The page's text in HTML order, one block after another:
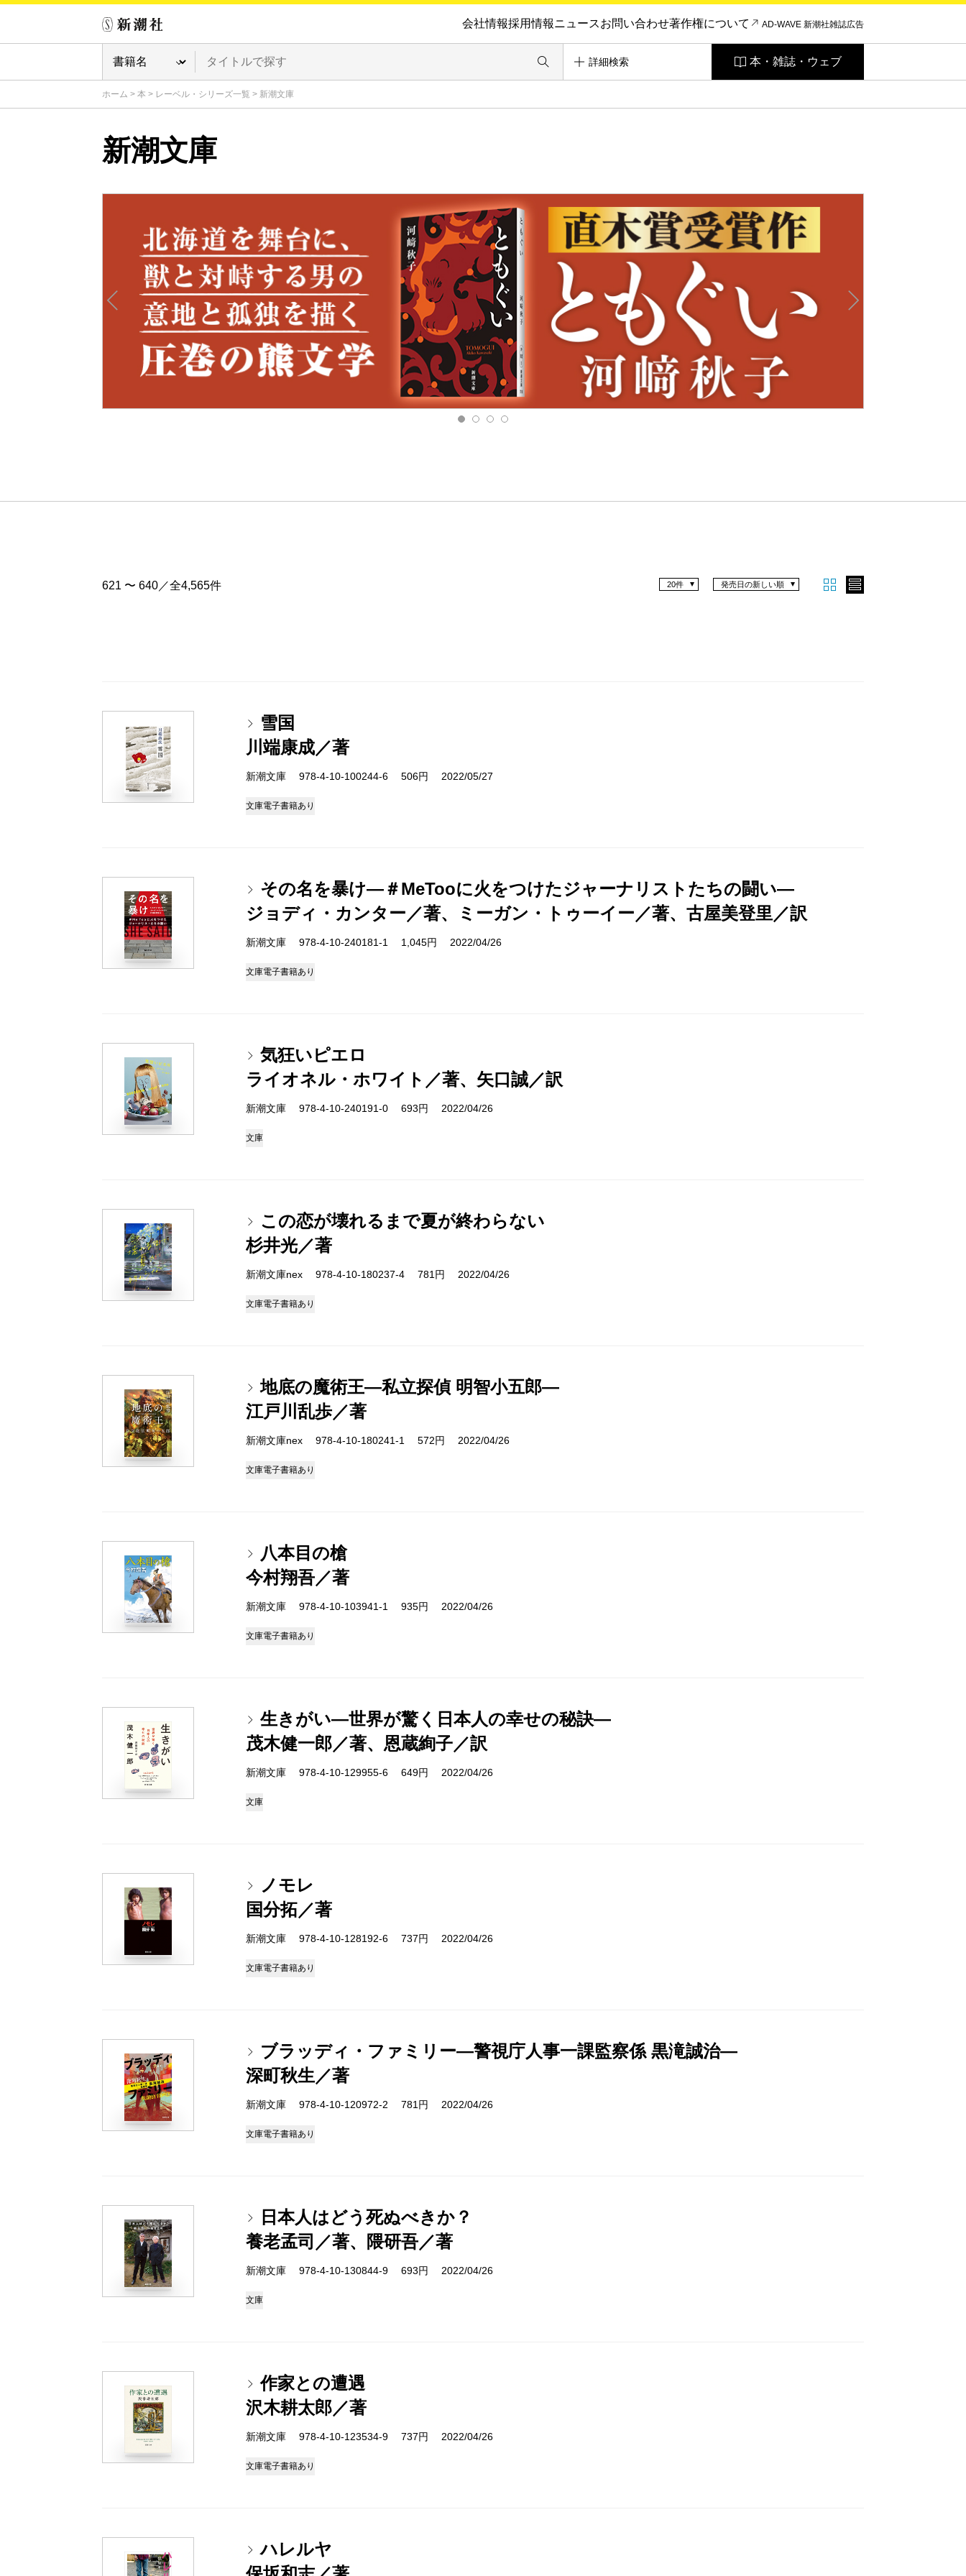
会社情報採用情報ニュースお問い合わせ著作権について AD-WAVE 新潮社雑誌広告
詳細検索 本・雑誌・ウェブ
ホーム > 本 > レーベル・シリーズ一覧 > 新潮文庫
新潮文庫
621 〜 640／全4,565件 発売日の新しい順
20件
雪国
川端康成／著
新潮文庫 978-4-10-100244-6 506円 2022/05/27
文庫電子書籍あり
その名を暴け―＃MeTooに火をつけたジャーナリストたちの闘い―
ジョディ・カンター／著、ミーガン・トゥーイー／著、古屋美登里／訳
新潮文庫 978-4-10-240181-1 1,045円 2022/04/26
文庫電子書籍あり
気狂いピエロ
ライオネル・ホワイト／著、矢口誠／訳
新潮文庫 978-4-10-240191-0 693円 2022/04/26
文庫
この恋が壊れるまで夏が終わらない
杉井光／著
新潮文庫nex 978-4-10-180237-4 781円 2022/04/26
文庫電子書籍あり
地底の魔術王―私立探偵 明智小五郎―
江戸川乱歩／著
新潮文庫nex 978-4-10-180241-1 572円 2022/04/26
文庫電子書籍あり
八本目の槍
今村翔吾／著
新潮文庫 978-4-10-103941-1 935円 2022/04/26
文庫電子書籍あり
生きがい―世界が驚く日本人の幸せの秘訣―
茂木健一郎／著、恩蔵絢子／訳
新潮文庫 978-4-10-129955-6 649円 2022/04/26
文庫
ノモレ
国分拓／著
新潮文庫 978-4-10-128192-6 737円 2022/04/26
文庫電子書籍あり
ブラッディ・ファミリー―警視庁人事一課監察係 黒滝誠治―
深町秋生／著
新潮文庫 978-4-10-120972-2 781円 2022/04/26
文庫電子書籍あり
日本人はどう死ぬべきか？
養老孟司／著、隈研吾／著
新潮文庫 978-4-10-130844-9 693円 2022/04/26
文庫
作家との遭遇
沢木耕太郎／著
新潮文庫 978-4-10-123534-9 737円 2022/04/26
文庫電子書籍あり
ハレルヤ